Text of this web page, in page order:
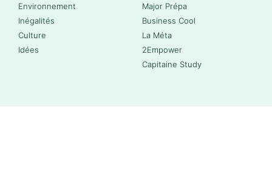
Environnement
Inégalités
Culture
Idées
Major Prépa
Business Cool
La Méta
2Empower
Capitaine Study